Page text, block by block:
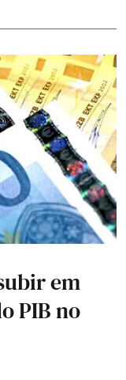
em
PIB no